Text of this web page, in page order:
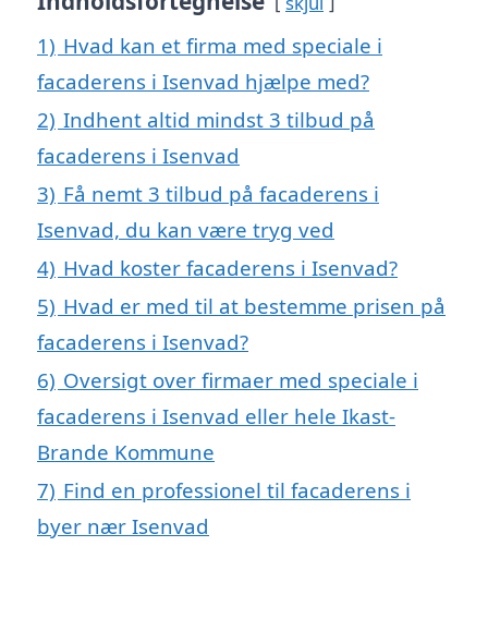
1) Hvad kan et firma med speciale i
facaderens i Isenvad hjælpe med?
2) Indhent altid mindst 3 tilbud på
facaderens i Isenvad
3) Få nemt 3 tilbud på facaderens i
Isenvad, du kan være tryg ved
4) Hvad koster facaderens i Isenvad?
5) Hvad er med til at bestemme prisen på
facaderens i Isenvad?
6) Oversigt over firmaer med speciale i
facaderens i Isenvad eller hele Ikast-
Brande Kommune
7) Find en professionel til facaderens i
byer nær Isenvad